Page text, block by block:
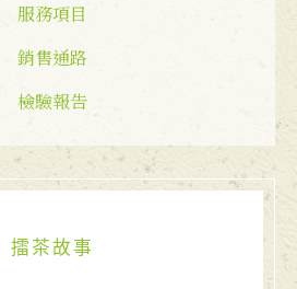
服務項目
銷售通路
檢驗報告
擂茶故事